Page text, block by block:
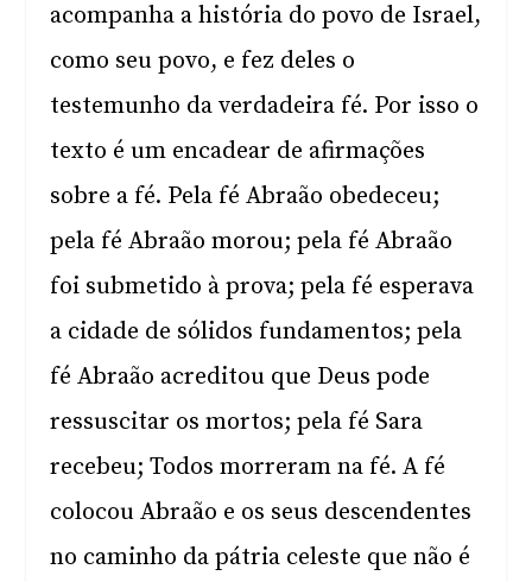
acompanha a história do povo de Israel,
como seu povo, e fez deles o
testemunho da verdadeira fé. Por isso o
texto é um encadear de afirmações
sobre a fé. Pela fé Abraão obedeceu;
pela fé Abraão morou; pela fé Abraão
foi submetido à prova; pela fé esperava
a cidade de sólidos fundamentos; pela
fé Abraão acreditou que Deus pode
ressuscitar os mortos; pela fé Sara
recebeu; Todos morreram na fé. A fé
colocou Abraão e os seus descendentes
no caminho da pátria celeste que não é